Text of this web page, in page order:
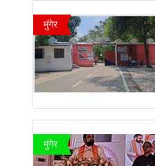
मुंगेर
मुंगेर